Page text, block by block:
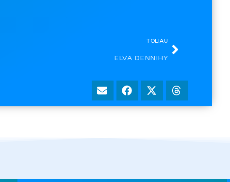
TOLIAU
ELVA DENNIHY